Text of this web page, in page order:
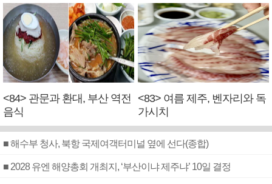
<84> 관문과 환대, 부산 역전
음식
<83> 여름 제주, 벤자리와 독
가시치
■ 해수부 청사, 북항 국제여객터미널 옆에 선다(종합)
■ 2028 유엔 해양총회 개최지, ‘부산이냐 제주냐’ 10일 결정